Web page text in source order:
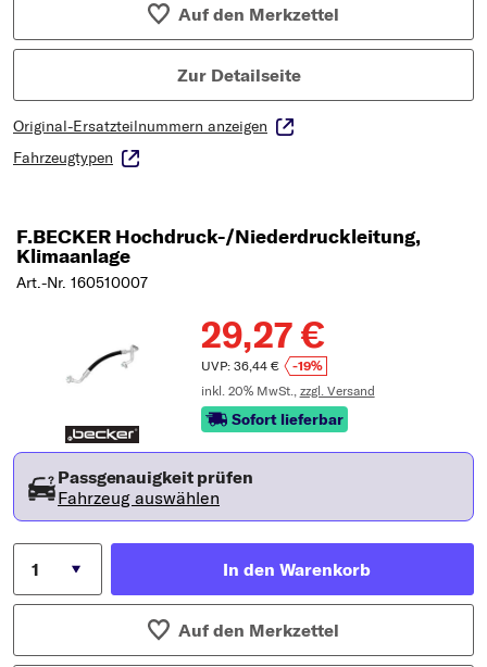
Auf den Merkzettel
Zur Detailseite
Original-Ersatzteilnummern anzeigen
Fahrzeugtypen
F.BECKER Hochdruck-/Niederdruckleitung,
Klimaanlage
Art.-Nr. 160510007
29,27 €
UVP: 36,44 €
-19%
inkl. 20% MwSt., zzgl. Versand
Sofort lieferbar
Passgenauigkeit prüfen
Fahrzeug auswählen
In den Warenkorb
Auf den Merkzettel